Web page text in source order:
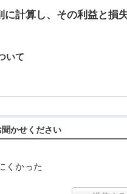
計算し、その利益と損
いて
かせください
くかった